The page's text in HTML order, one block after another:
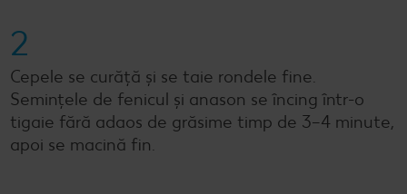
2
Cepele se curăță și se taie rondele fine.
Semințele de fenicul și anason se încing într-o
tigaie fără adaos de grăsime timp de 3–4 minute,
apoi se macină fin.